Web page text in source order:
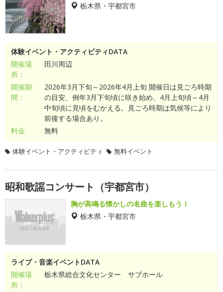
栃木県・宇都宮市
体験イベント・アクティビティDATA
開催場
所：
田川周辺
開催期
間：
2026年3月下旬～2026年4月上旬 開催日は見ごろ時期
の目安、例年3月下旬頃に咲き始め、4月上旬頃～4月
中旬頃に見頃をむかえる。見ごろ時期は気候等により
前後する場合あり。
料金:
無料
体験イベント・アクティビティ 無料イベント
昭和歌謡コンサート（宇都宮市）
胸が高鳴る懐かしの名曲を楽しもう！
栃木県・宇都宮市
ライブ・音楽イベントDATA
開催場
所：
栃木県総合文化センター サブホール